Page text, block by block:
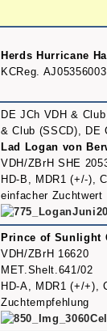
Herds Hurricane
KCReg. AJ05356003
DE JCh VDH &
& Club (SSCD), DE
Lad Logan von
VDH/ZBrH SHE
HD-B, MDR1 (+/-),
einfacher Zuchtwert
Prince of Sunlight
VDH/ZBrH 16620
MET.Shelt.641/02
HD-A, MDR1 (+/+),
Zuchtempfehlung